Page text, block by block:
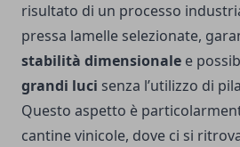
risultato di un processo
pressa lamelle selezionate,
stabilità dimensionale e
grandi luci senza l’utilizzo di
Questo aspetto è
cantine vinicole, dove ci si